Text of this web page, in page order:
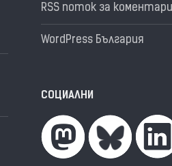
RSS поток за коментари
WordPress България
СОЦИАЛНИ